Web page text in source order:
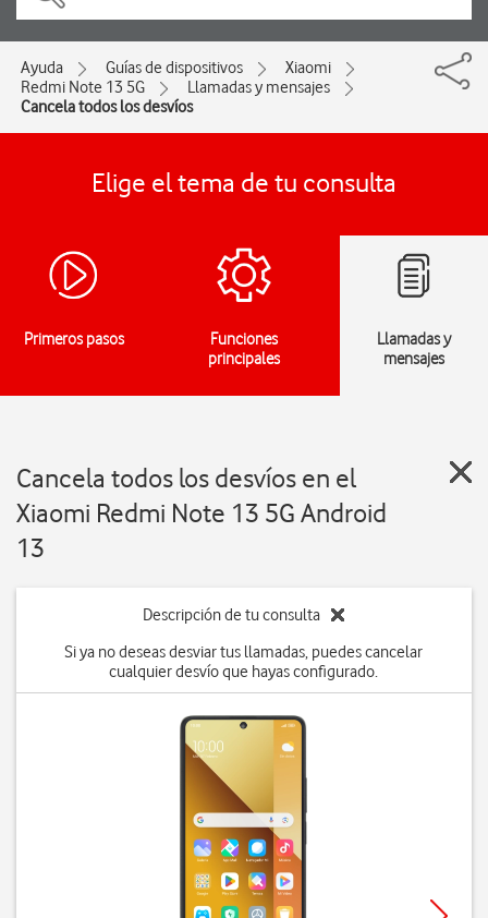
Ayuda Guías de dispositivos
Xiaomi
Redmi Note 13 5G
Llamadas y mensajes
Cancela todos los desvíos
Elige el tema de tu consulta
Primeros pasos
Funciones
principales
Llamadas y
mensajes
Cancela todos los desvíos en el
Xiaomi Redmi Note 13 5G Android
13
Descripción de tu consulta
Si ya no deseas desviar tus llamadas, puedes cancelar
cualquier desvío que hayas configurado.